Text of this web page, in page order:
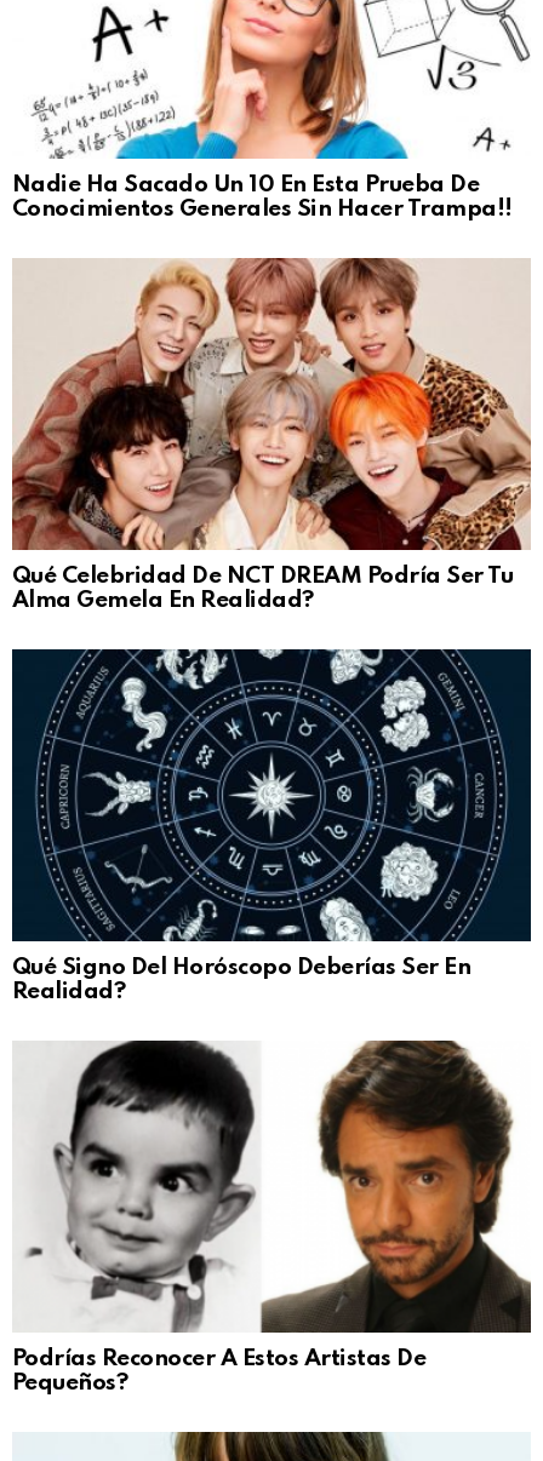
Nadie Ha Sacado Un 10 En Esta Prueba De
Conocimientos Generales Sin Hacer Trampa!!
Qué Celebridad De NCT DREAM Podría Ser Tu
Alma Gemela En Realidad?
Qué Signo Del Horóscopo Deberías Ser En
Realidad?
Podrías Reconocer A Estos Artistas De
Pequeños?